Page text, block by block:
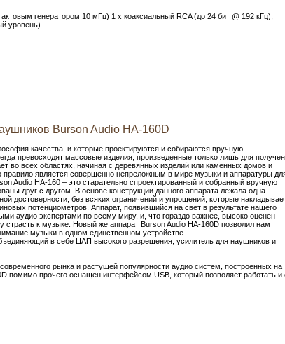
генератором 10 мГц) 1 х коаксиальный RCA (до 24 бит @ 192 кГц);
уровень)
Burson Audio HA-160D
качества, и которые проектируются и собираются вручную
превосходят массовые изделия, произведенные только лишь для
во всех областях, начиная с деревянных изделий или каменных домов и
правило является совершенно непреложным в мире музыки и аппаратуры
Audio HA-160 – это старательно спроектированный и собранный вручную
друг с другом. В основе конструкции данного аппарата лежала одна
достоверности, без всяких ограничений и упрощений, которые
потенциометров. Аппарат, появившийся на свет в результате нашего
аудио экспертами по всему миру, и, что гораздо важнее, высоко оценен
к музыке. Новый же аппарат Burson Audio HA-160D позволил нам
музыки в одном единственном устройстве.
в себе ЦАП высокого разрешения, усилитель для наушников и
рынка и растущей популярности аудио систем, построенных на
помимо прочего оснащен интерфейсом USB, который позволяет работать и